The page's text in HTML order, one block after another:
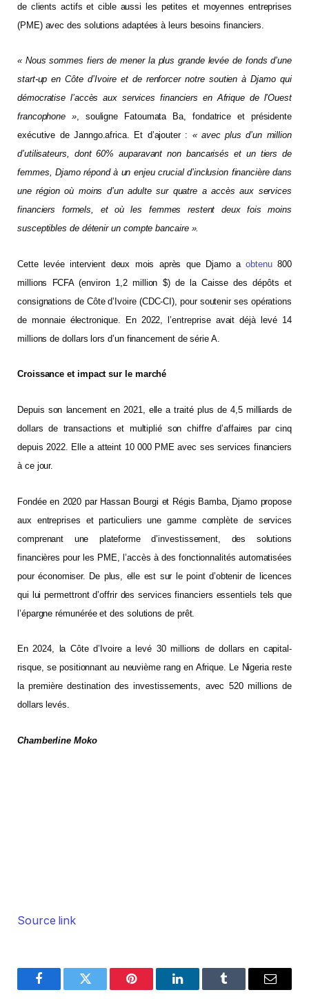
de clients actifs et cible aussi les petites et moyennes entreprises
(PME) avec des solutions adaptées à leurs besoins financiers.
« Nous sommes fiers de mener la plus grande levée de fonds d’une
start-up en Côte d’Ivoire et de renforcer notre soutien à Djamo qui
démocratise l’accès aux services financiers en Afrique de l’Ouest
francophone », souligne Fatoumata Ba, fondatrice et présidente
exécutive de Janngo.africa. Et d’ajouter : « avec plus d’un million
d’utilisateurs, dont 60% auparavant non bancarisés et un tiers de
femmes, Djamo répond à un enjeu crucial d’inclusion financière dans
une région où moins d’un adulte sur quatre a accès aux services
financiers formels, et où les femmes restent deux fois moins
susceptibles de détenir un compte bancaire ».
Cette levée intervient deux mois après que Djamo aobtenu800
millions FCFA (environ 1,2 million $) de la Caisse des dépôts et
consignations de Côte d’Ivoire (CDC-CI), pour soutenir ses opérations
de monnaie électronique. En 2022, l’entreprise avait déjà levé 14
millions de dollars lors d’un financement de série A.
Croissance et impact sur le marché
Depuis son lancement en 2021, elle a traité plus de 4,5 milliards de
dollars de transactions et multiplié son chiffre d’affaires par cinq
depuis 2022. Elle a atteint 10 000 PME avec ses services financiers
à ce jour.
Fondée en 2020 par Hassan Bourgi et Régis Bamba, Djamo propose
aux entreprises et particuliers une gamme complète de services
comprenant une plateforme d’investissement, des solutions
financières pour les PME, l’accès à des fonctionnalités automatisées
pour économiser. De plus, elle est sur le point d’obtenir de licences
qui lui permettront d’offrir des services financiers essentiels tels que
l’épargne rémunérée et des solutions de prêt.
En 2024, la Côte d’Ivoire a levé 30 millions de dollars en capital-
risque, se positionnant au neuvième rang en Afrique. Le Nigeria reste
la première destination des investissements, avec 520 millions de
dollars levés.
Chamberline Moko
Source link
FacebookTwitter Pinterest LinkedInTumblr Email